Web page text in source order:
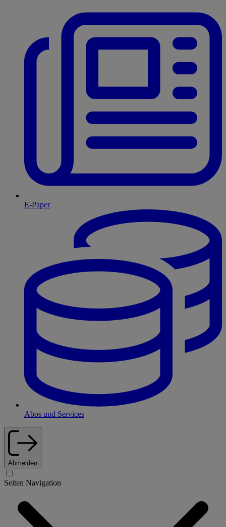
E-Paper
Abos und Services
Abmelden
Seiten Navigation